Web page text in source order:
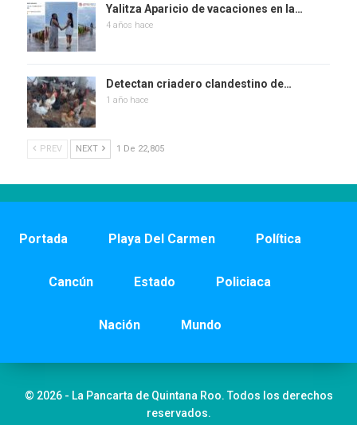
Yalitza Aparicio de vacaciones en la…
4 años hace
Detectan criadero clandestino de…
1 año hace
PREV NEXT 1 De 22,805
Portada Playa Del Carmen Política
Cancún Estado Policiaca
Nación Mundo
© 2026 - La Pancarta de Quintana Roo. Todos los derechos
reservados.